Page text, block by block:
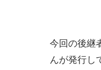
今回の後継
んが発行し